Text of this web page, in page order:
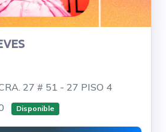
27 # 51 - 27 PISO 4
Disponible